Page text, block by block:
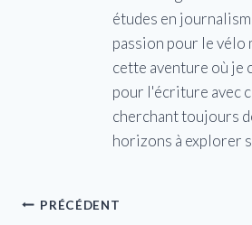
études en
passion pour le vélo
cette aventure où je
pour l'écriture avec
cherchant toujours
horizons à explorer
Navigation
PRÉCÉDENT